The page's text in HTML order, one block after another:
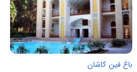
باغ فین کاشان